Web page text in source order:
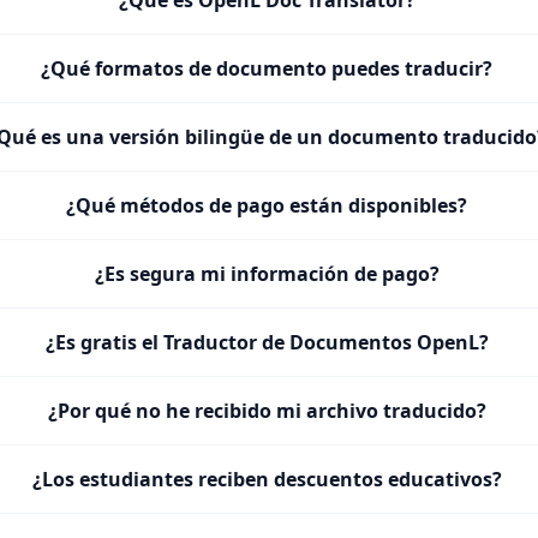
¿Qué formatos de documento puedes traducir?
es una versión bilingüe de un documento
¿Qué métodos de pago están disponibles?
¿Es segura mi información de pago?
¿Es gratis el Traductor de Documentos OpenL?
¿Por qué no he recibido mi archivo traducido?
¿Los estudiantes reciben descuentos educativos?